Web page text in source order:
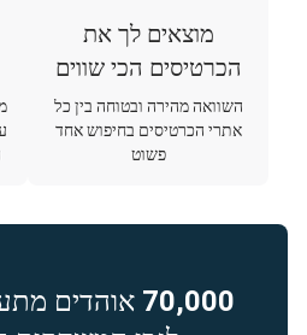
מוצאים לך את
הכרטיסים הכי שווים
השוואה מהירה ובטוחה בין כל
אתרי הכרטיסים בחיפוש אחד
פשוט
70,000 אוהדים